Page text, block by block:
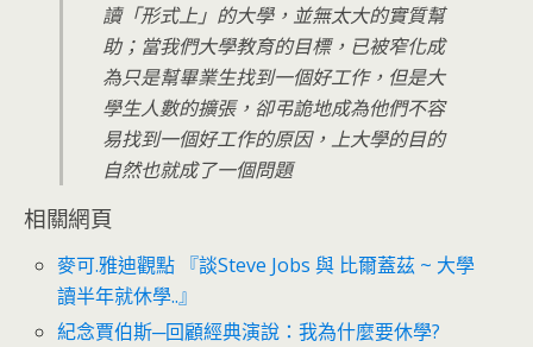
讀「形式上」的大學，並無太大的實質幫
助；當我們大學教育的目標，已被窄化成
為只是幫畢業生找到一個好工作，但是大
學生人數的擴張，卻弔詭地成為他們不容
易找到一個好工作的原因，上大學的目的
自然也就成了一個問題
相關網頁
麥可.雅迪觀點 『談Steve Jobs 與 比爾蓋茲 ~ 大學
讀半年就休學..』
紀念賈伯斯─回顧經典演說：我為什麼要休學?